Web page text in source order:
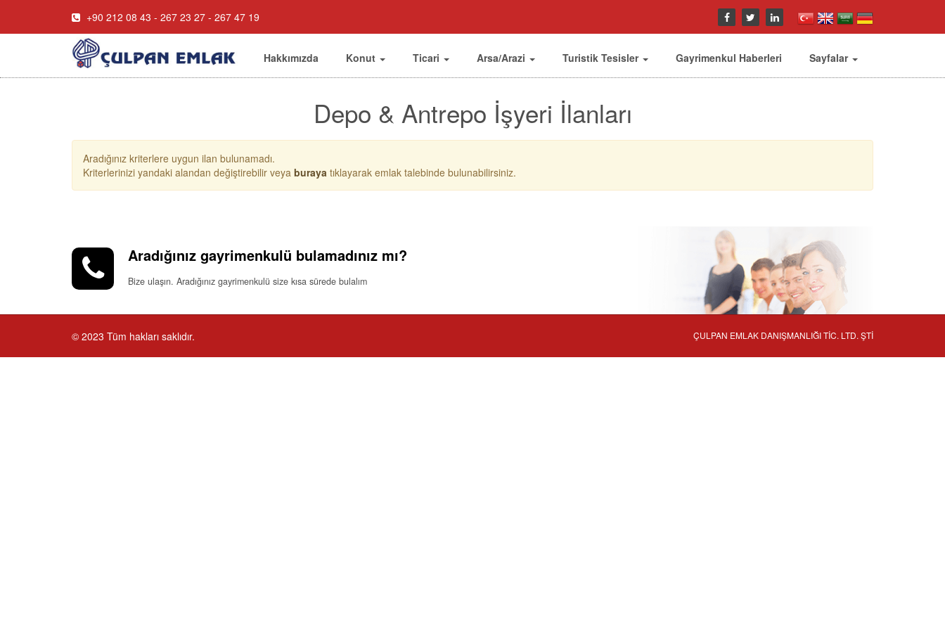
+90 212 08 43 - 267 23 27 - 267 47 19
Hakkımızda Konut Ticari Arsa/Arazi Turistik Tesisler Gayrimenkul Haberleri Sayfalar
Depo & Antrepo İşyeri İlanları
Aradığınız kriterlere uygun ilan bulunamadı.
Kriterlerinizi yandaki alandan değiştirebilir veya buraya tıklayarak emlak talebinde bulunabilirsiniz.
Aradığınız gayrimenkulü bulamadınız mı?
Bize ulaşın. Aradığınız gayrimenkulü size kısa sürede bulalım
© 2023 Tüm hakları saklıdır. ÇULPAN EMLAK DANIŞMANLIĞI TİC. LTD. ŞTİ